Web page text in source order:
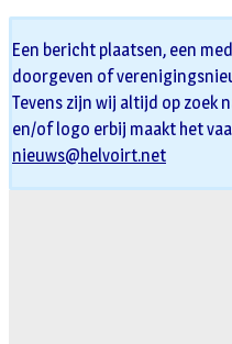
Een bericht plaatsen, een
doorgeven of
Tevens zijn wij altijd op zoek
en/of logo erbij maakt het
nieuws@helvoirt.net